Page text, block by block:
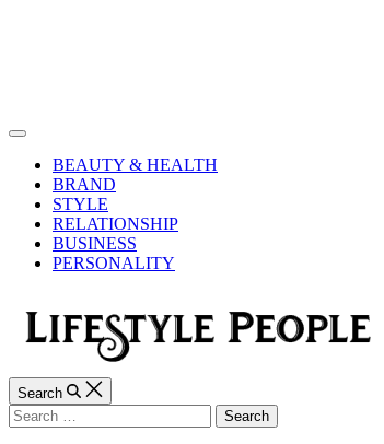
Off
CanvasBEAUTY & HEALTH
BRAND
STYLE
RELATIONSHIP
BUSINESS
PERSONALITY
Search
Search
for: